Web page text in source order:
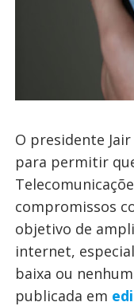
O presidente
para permitir
compromissos
objetivo de
internet,
baixa ou
publicada em